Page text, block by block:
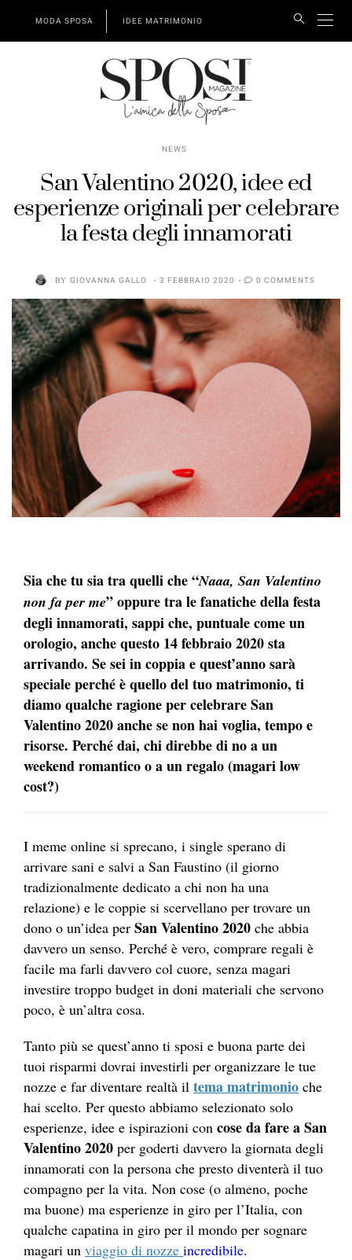
MODA SPOSA IDEE MATRIMONIO
NEWS
San Valentino 2020, idee ed
esperienze originali per celebrare
la festa degli innamorati
BY GIOVANNA GALLO 3 FEBBRAIO 2020 0 COMMENTS
Sia che tu sia tra quelli che “Naaa, San Valentino
non fa per me” oppure tra le fanatiche della festa
degli innamorati, sappi che, puntuale come un
orologio, anche questo 14 febbraio 2020 sta
arrivando. Se sei in coppia e quest’anno sarà
speciale perché è quello del tuo matrimonio, ti
diamo qualche ragione per celebrare San
Valentino 2020 anche se non hai voglia, tempo e
risorse. Perché dai, chi direbbe di no a un
weekend romantico o a un regalo (magari low
cost?)
I meme online si sprecano, i single sperano di
arrivare sani e salvi a San Faustino (il giorno
tradizionalmente dedicato a chi non ha una
relazione) e le coppie si scervellano per trovare un
dono o un’idea per San Valentino 2020 che abbia
davvero un senso. Perché è vero, comprare regali è
facile ma farli davvero col cuore, senza magari
investire troppo budget in doni materiali che servono
poco, è un’altra cosa.
Tanto più se quest’anno ti sposi e buona parte dei
tuoi risparmi dovrai investirli per organizzare le tue
nozze e far diventare realtà il tema matrimonio che
hai scelto. Per questo abbiamo selezionato solo
esperienze, idee e ispirazioni con cose da fare a San
Valentino 2020 per goderti davvero la giornata degli
innamorati con la persona che presto diventerà il tuo
compagno per la vita. Non cose (o almeno, poche
ma buone) ma esperienze in giro per l’Italia, con
qualche capatina in giro per il mondo per sognare
magari un viaggio di nozze incredibile.